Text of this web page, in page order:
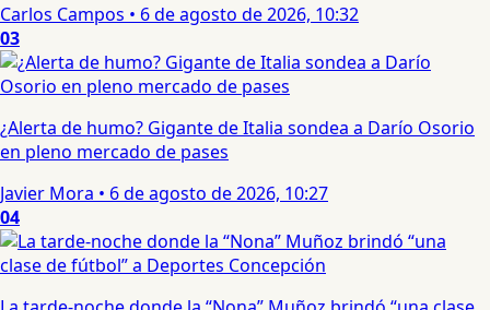
Carlos Campos • 6 de agosto de 2026, 10:32
03
¿Alerta de humo? Gigante de Italia sondea a Darío Osorio
en pleno mercado de pases
Javier Mora • 6 de agosto de 2026, 10:27
04